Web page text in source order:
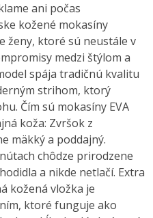
ani počas
kožené mokasíny
ženy, ktoré sú neustále v
medzi štýlom a
spája tradičnú kvalitu
strihom, ktorý
Čím sú mokasíny EVA
koža: Zvršok z
mäkký a poddajný.
chôdze prirodzene
a nikde netlačí. Extra
kožená vložka je
ktoré funguje ako